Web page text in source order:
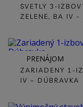
SVETLÝ 3-
ZELENE, BA IV -
ZARIADENÝ 1-
IV – DÚBRAVKA
PRENÁJOM